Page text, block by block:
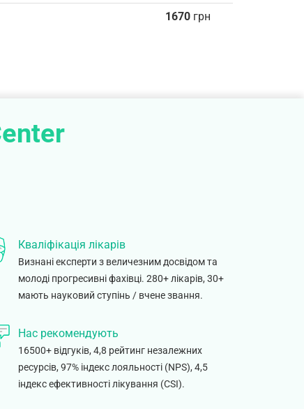
1670 грн
Кваліфікація лікарів
Визнані експерти з величезним досвідом та
молоді прогресивні фахівці. 280+ лікарів, 30+
мають науковий ступінь / вчене звання.
Нас рекомендують
16500+ відгуків, 4,8 рейтинг незалежних
ресурсів, 97% індекс лояльності (NPS), 4,5
індекс ефективності лікування (CSI).